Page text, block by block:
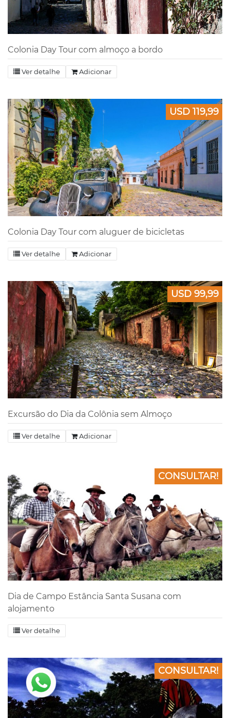
Colonia Day Tour com almoço a bordo
Ver detalhe Adicionar
USD 119,99
Colonia Day Tour com aluguer de bicicletas
Ver detalhe Adicionar
USD 99,99
Excursão do Dia da Colônia sem Almoço
Ver detalhe Adicionar
CONSULTAR!
Dia de Campo Estância Santa Susana com
alojamento
Ver detalhe
CONSULTAR!